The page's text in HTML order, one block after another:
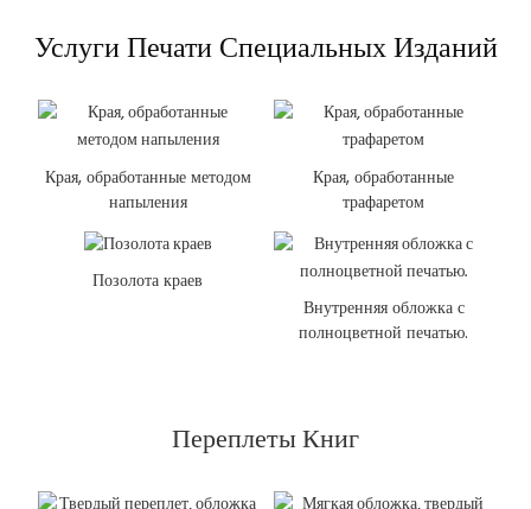
Услуги Печати Специальных Изданий
Края, обработанные методом
напыления
Края, обработанные
трафаретом
Позолота краев
Внутренняя обложка с
полноцветной печатью.
Переплеты Книг